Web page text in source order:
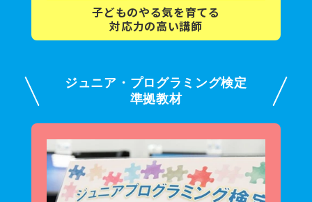
子どものやる気を育てる
対応力の高い講師
ジュニア・プログラミング検定
準拠教材